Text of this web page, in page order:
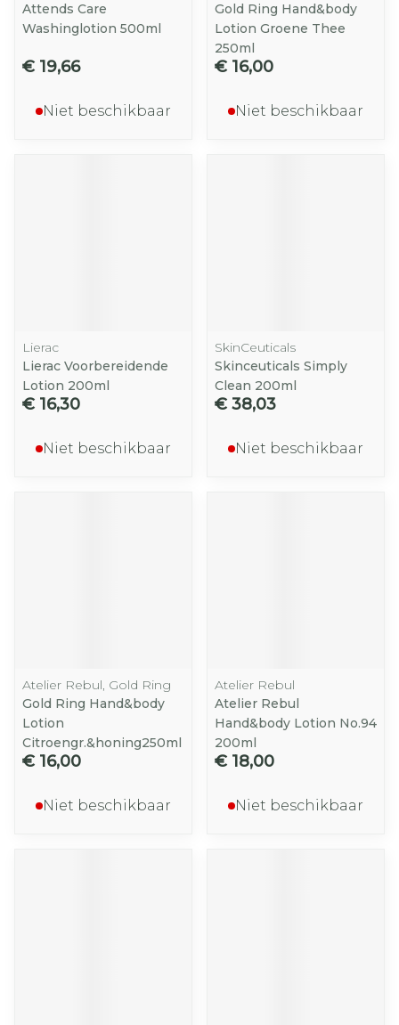
Attends Care
Washinglotion 500ml
€ 19,66
Niet beschikbaar
Gold Ring Hand&body
Lotion Groene Thee
250ml
€ 16,00
Niet beschikbaar
Lierac
Lierac Voorbereidende
Lotion 200ml
€ 16,30
Niet beschikbaar
SkinCeuticals
Skinceuticals Simply
Clean 200ml
€ 38,03
Niet beschikbaar
Atelier Rebul, Gold Ring
Gold Ring Hand&body
Lotion
Citroengr.&honing250ml
€ 16,00
Niet beschikbaar
Atelier Rebul
Atelier Rebul
Hand&body Lotion No.94
200ml
€ 18,00
Niet beschikbaar